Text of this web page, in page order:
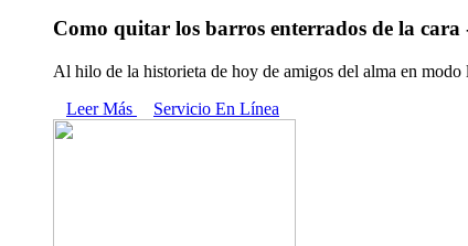
Como quitar los barros enterrados de la
Al hilo de la historieta de hoy de amigos del alma en
Leer Más
Servicio En Línea